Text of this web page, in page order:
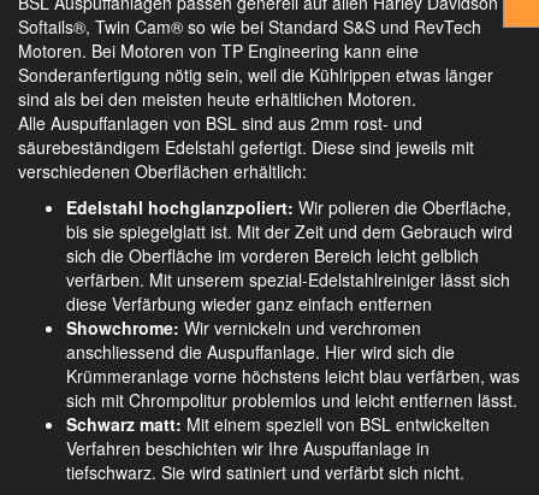
Softails®, Twin Cam® so wie bei Standard S&S und RevTech
Motoren. Bei Motoren von TP Engineering kann eine
Sonderanfertigung nötig sein, weil die Kühlrippen etwas länger
sind als bei den meisten heute erhältlichen Motoren.
Alle Auspuffanlagen von BSL sind aus 2mm rost- und
säurebeständigem Edelstahl gefertigt. Diese sind jeweils mit
verschiedenen Oberflächen erhältlich:
Edelstahl hochglanzpoliert: Wir polieren die Oberfläche,
bis sie spiegelglatt ist. Mit der Zeit und dem Gebrauch wird
sich die Oberfläche im vorderen Bereich leicht gelblich
verfärben. Mit unserem spezial-Edelstahlreiniger lässt sich
diese Verfärbung wieder ganz einfach entfernen
Showchrome: Wir vernickeln und verchromen
anschliessend die Auspuffanlage. Hier wird sich die
Krümmeranlage vorne höchstens leicht blau verfärben, was
sich mit Chrompolitur problemlos und leicht entfernen lässt.
Schwarz matt: Mit einem speziell von BSL entwickelten
Verfahren beschichten wir Ihre Auspuffanlage in
tiefschwarz. Sie wird satiniert und verfärbt sich nicht.